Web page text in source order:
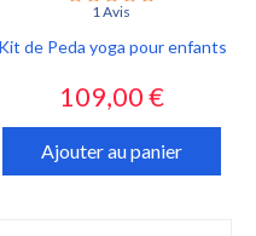
1 Avis
Kit de Peda yoga pour enfants
Prix
109,00 €
Ajouter au panier